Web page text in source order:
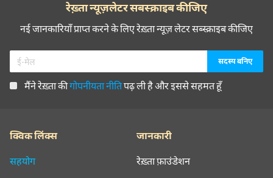
रेख़्ता न्यूज़लेटर सबस्क्राइब कीजिए
नई जानकारियाँ प्राप्त करने के लिए रेख़्ता न्यूज़ लेटर सब्स्क्राइब कीजिए
मैंने रेख़्ता कीगोपनीयता नीतिपढ़ ली है और इससे सहमत हूँ
क्विक लिंक्स
सहयोग
जानकारी
रेख़्ता फ़ाउंडेशन